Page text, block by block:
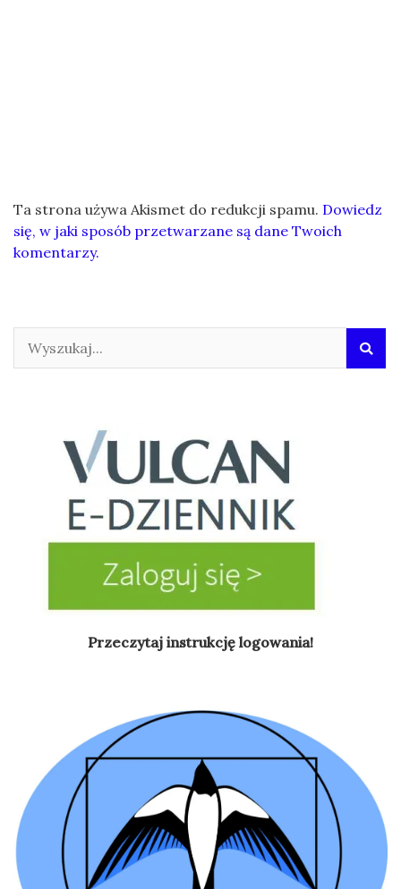
Ta strona używa Akismet do redukcji spamu. Dowiedz
się, w jaki sposób przetwarzane są dane Twoich
komentarzy.
Przeczytaj instrukcję logowania!